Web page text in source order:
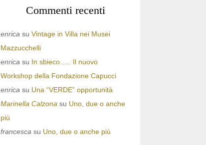
Commenti recenti
enrica su Vintage in Villa nei Musei
Mazzucchelli
enrica su In sbieco….. Il nuovo
Workshop della Fondazione Capucci
enrica su Una “VERDE” opportunità
Marinella Calzona su Uno, due o anche
più
francesca su Uno, due o anche più